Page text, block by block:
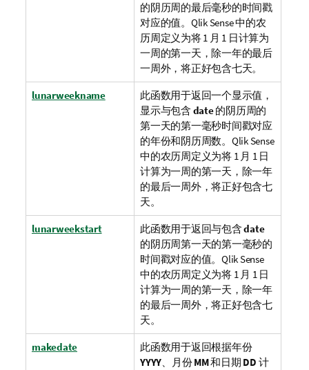
的阴历周的最后毫秒的时间戳
对应的值。 Qlik Sense中的农
历周定义为将 1 月 1 日计算为
一周的第一天，除一年的最后
一周外，将正好包含七天。
lunarweekname
此函数用于返回一个显示值，
显示与包含 date的阴历周的
第一天的第一毫秒时间戳对应
的年份和阴历周数。 Qlik Sense
中的农历周定义为将 1 月 1 日
计算为一周的第一天，除一年
的最后一周外，将正好包含七
天。
lunarweekstart 此函数用于返回与包含date
的阴历周第一天的第一毫秒的
时间戳对应的值。 Qlik Sense
中的农历周定义为将 1 月 1 日
计算为一周的第一天，除一年
的最后一周外，将正好包含七
天。
makedate
此函数用于返回根据年份
YYYY、月份MM和日期 DD 计